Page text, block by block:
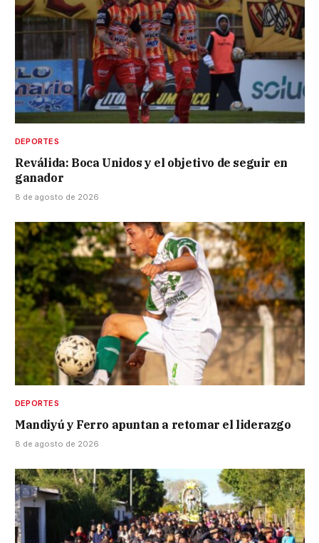
DEPORTES
Reválida: Boca Unidos y el objetivo de seguir en
ganador
8 de agosto de 2026
DEPORTES
Mandiyú y Ferro apuntan a retomar el liderazgo
8 de agosto de 2026